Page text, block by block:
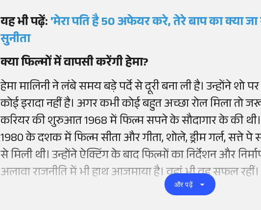
यह भी पढ़ें:'मेरा पति है 50 अफेयर करे, तेरे बाप का क्या जा
सुनीता
क्या फिल्मों में वापसी करेंगी हेमा?
हेमा मालिनी ने लंबे समय बड़े पर्दे से दूरी बना ली है। उन्होंने शो
कोई इरादा नहीं है। अगर कभी कोई बहुत अच्छा रोल मिला तो
करियर की शुरुआत 1968 में फिल्म सपने के सौदागार के की
1980 के दशक में फिल्म सीता और गीता, शोले, ड्रीम गर्ल, सत्ते पे
से मिली थी। उन्होंने ऐक्टिंग के बाद फिल्मों का निर्देशन और
अलावा राजनीति में भी हाथ आजमाया है। वहां भी वह सफल
और पढ़ें